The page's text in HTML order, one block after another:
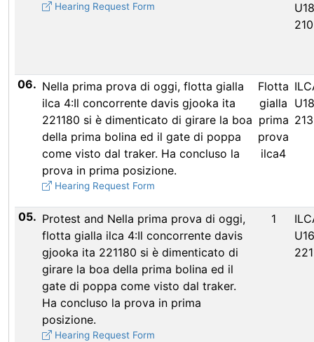
Hearing Request Form
06. Nella prima prova di oggi, flotta gialla
ilca 4:Il concorrente davis gjooka ita
221180 si è dimenticato di girare la boa
della prima bolina ed il gate di poppa
come visto dal traker. Ha concluso la
prova in prima posizione.
Hearing Request Form
Flotta
gialla
prima
prova
ilca4
05. Protest and Nella prima prova di oggi,
flotta gialla ilca 4:Il concorrente davis
gjooka ita 221180 si è dimenticato di
girare la boa della prima bolina ed il
gate di poppa come visto dal traker.
Ha concluso la prova in prima
posizione.
Hearing Request Form
1